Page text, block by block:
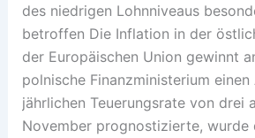
des niedrigen Lohnniveaus
betroffen Die Inflation in der
der Europäischen Union gewinnt
polnische Finanzministerium
jährlichen Teuerungsrate von drei
November prognostizierte, wurde